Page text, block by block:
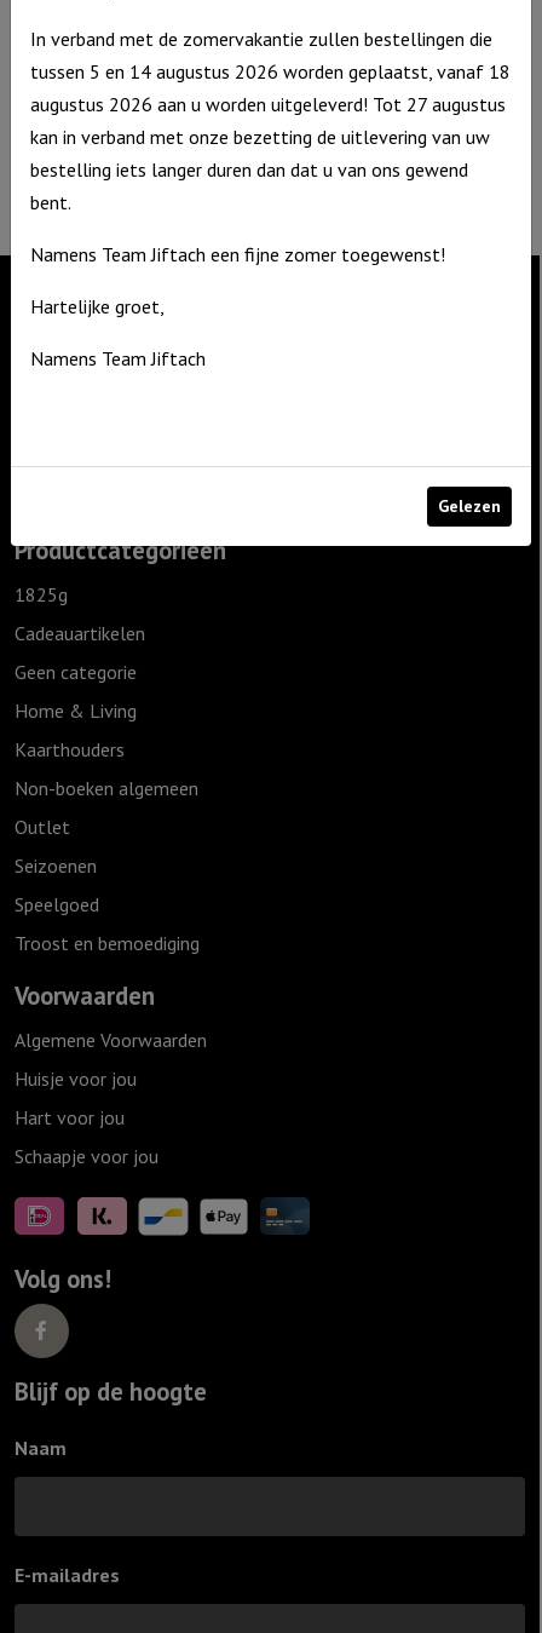
De Zagerij 1
3861 NA Nijkerk
T: 06 – 4188 1025
info@jiftach.nl
KVK nr: 60086041
BTW nr: NL8537.59.820.B01
Productcategorieën
1825g
Cadeauartikelen
Geen categorie
Home & Living
Kaarthouders
Non-boeken algemeen
Outlet
Seizoenen
Speelgoed
Troost en bemoediging
Voorwaarden
Algemene Voorwaarden
Huisje voor jou
Hart voor jou
Schaapje voor jou
Volg ons!
Blijf op de hoogte
Naam
E-mailadres
In verband met de zomervakantie zullen bestellingen die
tussen 5 en 14 augustus 2026 worden geplaatst, vanaf 18
augustus 2026 aan u worden uitgeleverd! Tot 27 augustus
kan in verband met onze bezetting de uitlevering van uw
bestelling iets langer duren dan dat u van ons gewend
bent.
Namens Team Jiftach een fijne zomer toegewenst!
Hartelijke groet,
Namens Team Jiftach
Gelezen